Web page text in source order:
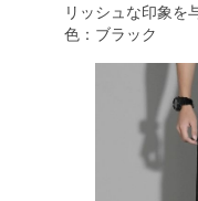
リッシュな印象を
色：ブラック